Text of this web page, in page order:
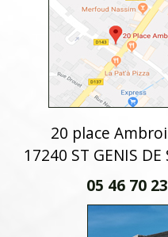
20 place
17240 ST GENIS DE
05 46 70